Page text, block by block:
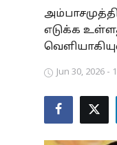
Special Story
Business
Tamilnadu
National
எடுக்க
Jun 30, 2026 -